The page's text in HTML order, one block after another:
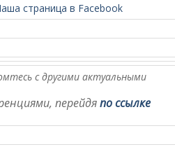
страница в Facebook
с другими актуальными
перейдяпо ссылке